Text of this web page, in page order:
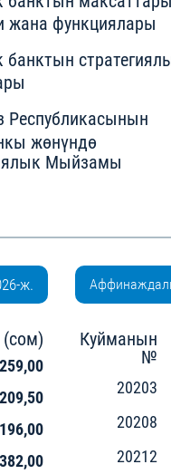
жана функциялары
банктын
Республикасынын
жөнүндө
Мыйзамы
ж.
(сом)
Куйманын
№
20203
20208
20212